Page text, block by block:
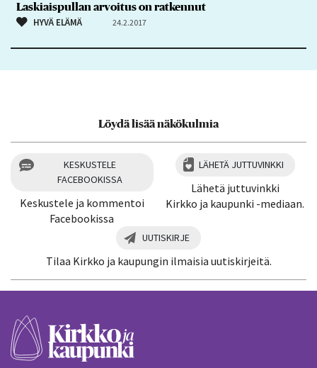
Laskiaispullan arvoitus on ratkennut
HYVÄ ELÄMÄ 24.2.2017
Löydä lisää näkökulmia
KESKUSTELE
FACEBOOKISSA
Keskustele ja kommentoi
Facebookissa
LÄHETÄ JUTTUVINKKI
Lähetä juttuvinkki
Kirkko ja kaupunki -mediaan.
UUTISKIRJE
Tilaa Kirkko ja kaupungin ilmaisia uutiskirjeitä.